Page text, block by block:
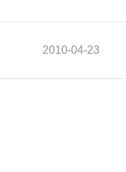
2010-04-23